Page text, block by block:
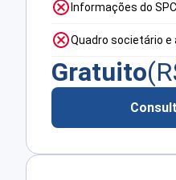
Informações do SPC
Quadro societário
Gratuito